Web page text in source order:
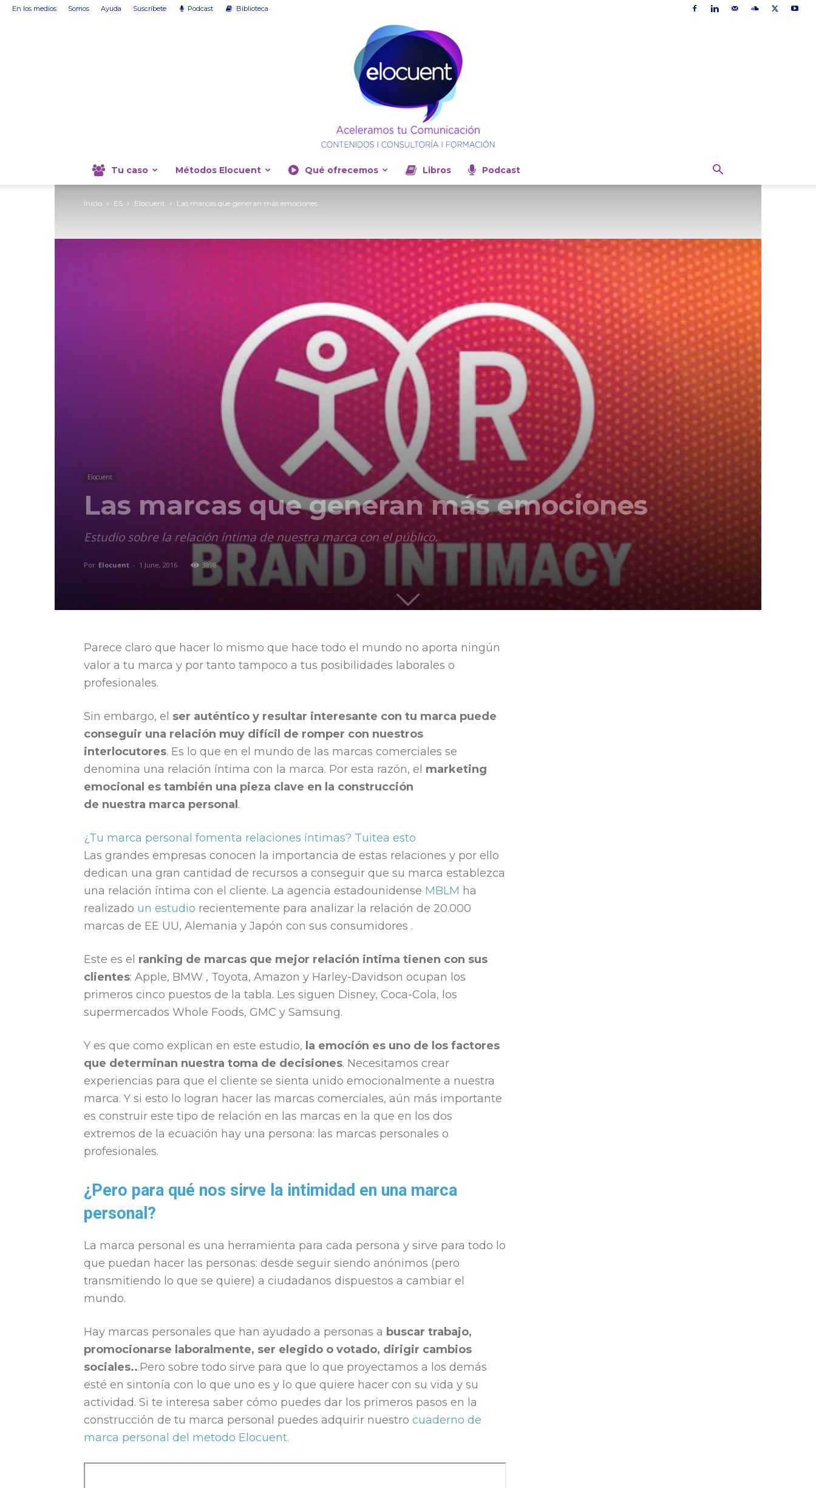
En los medios Somos Ayuda Suscríbete Podcast Biblioteca
Comunicación
para
los
quieren
liderar
Tu caso Métodos Elocuent Qué ofrecemos Libros Podcast
Inicio ES Elocuent Las marcas que generan más emociones
Elocuent
Las marcas que generan más emociones
Estudio sobre la relación íntima de nuestra marca con el público.
Por Elocuent - 1 June, 2016 3898
Parece claro que hacer lo mismo que hace todo el mundo no aporta ningún
valor a tu marca y por tanto tampoco a tus posibilidades laborales o
profesionales.
Sin embargo, el ser auténtico y resultar interesante con tu marca puede
conseguir una relación muy difícil de romper con nuestros
interlocutores. Es lo que en el mundo de las marcas comerciales se
denomina una relación íntima con la marca. Por esta razón, el marketing
emocional es también una pieza clave en la construcción
de nuestra marca personal .
¿Tu marca personal fomenta relaciones íntimas? Tuitea esto
Las grandes empresas conocen la importancia de estas relaciones y por ello
dedican una gran cantidad de recursos a conseguir que su marca establezca
una relación íntima con el cliente. La agencia estadounidense MBLM ha
realizado un estudio recientemente para analizar la relación de 20.000
marcas de EE UU, Alemania y Japón con sus consumidores .
Este es el ranking de marcas que mejor relación intima tienen con sus
clientes: Apple, BMW , Toyota, Amazon y Harley-Davidson ocupan los
primeros cinco puestos de la tabla. Les siguen Disney, Coca-Cola, los
supermercados Whole Foods, GMC y Samsung.
Y es que como explican en este estudio, la emoción es uno de los factores
que determinan nuestra toma de decisiones. Necesitamos crear
experiencias para que el cliente se sienta unido emocionalmente a nuestra
marca. Y si esto lo logran hacer las marcas comerciales, aún más importante
es construir este tipo de relación en las marcas en la que en los dos
extremos de la ecuación hay una persona: las marcas personales o
profesionales.
¿Pero para qué nos sirve la intimidad en una marca
personal?
La marca personal es una herramienta para cada persona y sirve para todo lo
que puedan hacer las personas: desde seguir siendo anónimos (pero
transmitiendo lo que se quiere) a ciudadanos dispuestos a cambiar el
mundo.
Hay marcas personales que han ayudado a personas a buscar trabajo,
promocionarse laboralmente, ser elegido o votado, dirigir cambios
sociales...Pero sobre todo sirve para que lo que proyectamos a los demás
esté en sintonía con lo que uno es y lo que quiere hacer con su vida y su
actividad. Si te interesa saber cómo puedes dar los primeros pasos en la
construcción de tu marca personal puedes adquirir nuestro cuaderno de
marca personal del metodo Elocuent.